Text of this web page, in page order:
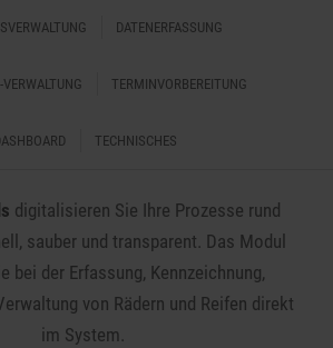
DATENERFASSUNG
TERMINVORBEREITUNG
TECHNISCHES
SAM WHEELS
digitalisieren Sie Ihre Prozesse rund
sauber und transparent. Das Modul
bei der Erfassung, Kennzeichnung,
von Rädern und Reifen direkt
im System.